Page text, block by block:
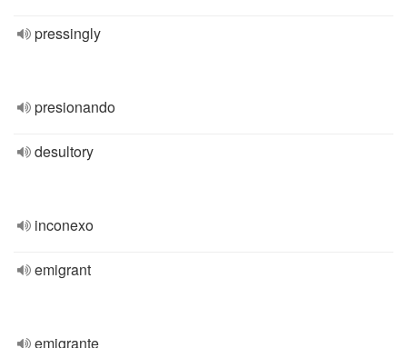
pressingly
presionando
desultory
inconexo
emigrant
emigrante